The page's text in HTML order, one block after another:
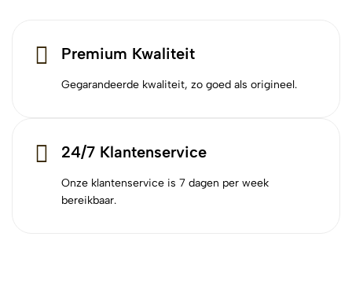
Premium Kwaliteit
Gegarandeerde kwaliteit, zo goed als origineel.
24/7 Klantenservice
Onze klantenservice is 7 dagen per week
bereikbaar.